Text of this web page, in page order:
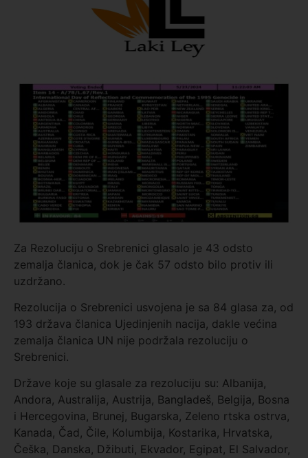
Za Rezoluciju o Srebrenici glasalo je 43 odsto
zemalja članica, dok je čak 57 odsto bilo protiv ili
uzdržano.
Rezolucija o Srebrenici usvojena je sa 84 glasa za, od
193 država članica Ujedinjenih nacija, dakle većina
zemalja članica UN nije podržala rezoluciju o
Srebrenici.
Države koje su glasale za rezoluciju su: Albanija,
Andora, Australija, Austrija, Bangladeš, Belgija, Bosna
i Hercegovina, Brunej, Bugarska, Zeleno rtska ostrva,
Kanada, Čad, Čile, Kolumbija, Kostarika, Hrvatska,
Češka, Danska, Džibuti, Ekvador, Egipat, El Salvador,